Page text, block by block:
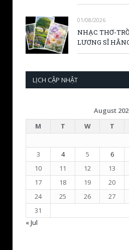
01/08/2026
NHẠC THƠ-
LƯƠNG SĨ
LỊCH CẬP NHẬT
August
M
T W T
3
4 5 6
10
11 12 13
17
18 19 20
24
25 26 27
31
« Jul